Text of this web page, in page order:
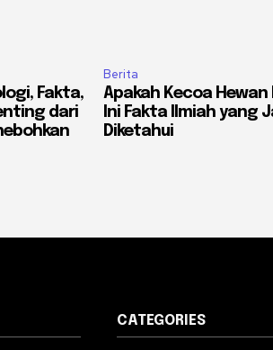
Fakta,
dari
Berita
Apakah Kecoa Hewan
Ini Fakta Ilmiah yang
Diketahui
CATEGORIES